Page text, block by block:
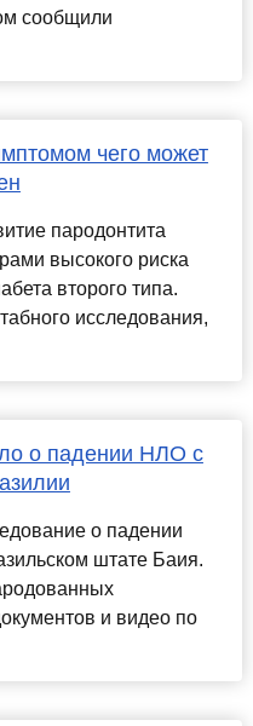
сообщили
чего может
пародонтита
высокого риска
второго типа.
исследования,
о падении НЛО с
о падении
штате Баия.
и видео по